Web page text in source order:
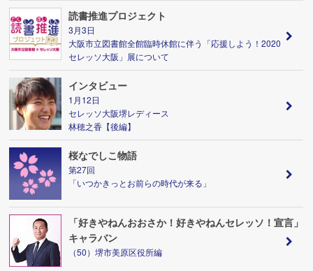
読書推進プロジェクト
3月3日
大阪市立図書館全館臨時休館に伴う「応援しよう！2020
セレッソ大阪」展について
インタビュー
1月12日
セレッソ大阪堺レディース
林穂之香【後編】
桜なでしこ物語
第27回
「いつかきっとお前らの時代が来る」
「好きやねんおおさか！好きやねんセレッソ！宣言」
キャラバン
（50）堺市美原区役所編